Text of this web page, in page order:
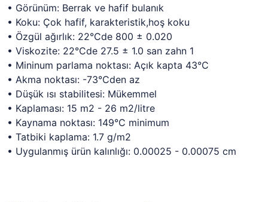
• Görünüm: Berrak ve hafif bulanık
• Koku: Çok hafif, karakteristik,hoş koku
• Özgül ağırlık: 22°Cde 800 ± 0.020
• Viskozite: 22°Cde 27.5 ± 1.0 san zahn 1
• Mininum parlama noktası: Açık kapta 43°C
• Akma noktası: -73°Cden az
• Düşük ısı stabilitesi: Mükemmel
• Kaplaması: 15 m2 - 26 m2/litre
• Kaynama noktası: 149°C minimum
• Tatbiki kaplama: 1.7 g/m2
• Uygulanmış ürün kalınlığı: 0.00025 - 0.00075 cm